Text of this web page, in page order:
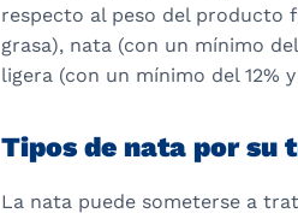
respecto al peso del producto
grasa), nata (con un mínimo
ligera (con un mínimo del 12%
Tipos de nata por su
La nata puede someterse a